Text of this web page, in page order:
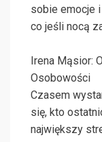
sobie emocje
co jeśli nocą
Irena Mąsior:
Osobowości
Czasem
się, kto
największy